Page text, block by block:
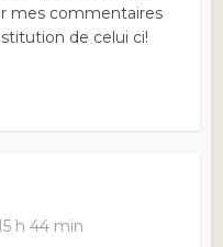
mes commentaires
de celui ci!
h 44 min